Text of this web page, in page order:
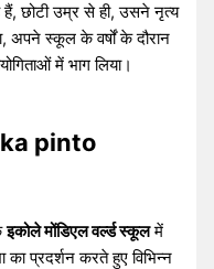
हैं, छोटी उम्र से ही, उसने नृत्य
स्कूल के वर्षों के दौरान
में भाग लिया।
pinto
इकोले मोंडिएल वर्ल्ड स्कूलमें
का प्रदर्शन करते हुए विभिन्न